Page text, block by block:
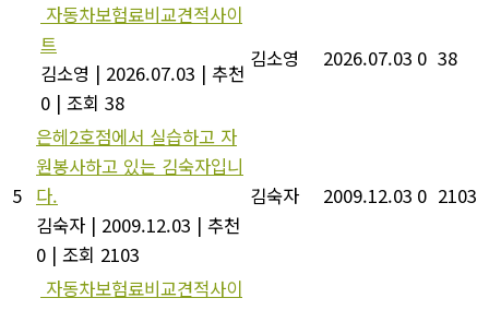
자동차보험료비교견적사이
트
김소영 | 2026.07.03 | 추천
0 | 조회 38
김소영 2026.07.03 0 38
5
은헤2호점에서 실습하고 자
원봉사하고 있는 김숙자입니
다.
김숙자 | 2009.12.03 | 추천
0 | 조회 2103
김숙자 2009.12.03 0 2103
자동차보험료비교견적사이